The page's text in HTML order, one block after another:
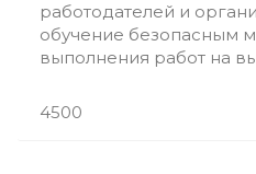
работодателей и
обучение безопасным
выполнения работ на
4500